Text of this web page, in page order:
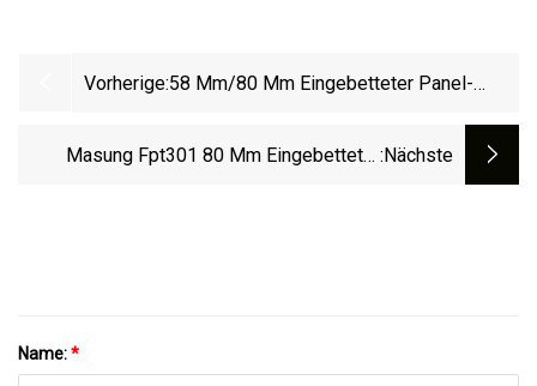
Vorherige:58 Mm/80 Mm Eingebetteter Panel-
Schneidevorrichtung, 2-Zoll-Thermo-
Masung Fpt301 80 Mm Eingebetteter :nächste
Name:*